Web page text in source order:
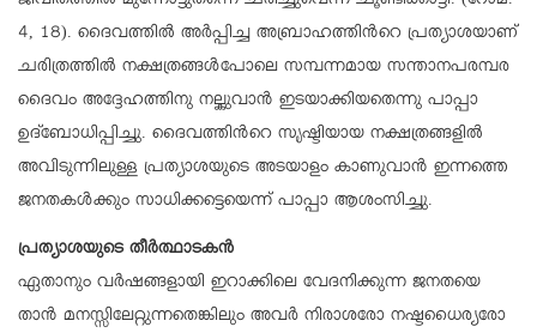
4, 18). ദൈവത്തിൽ അർപ്പിച്ച അബ്രാഹത്തിന്‍റെ പ്രത്യാശയാണ്
ചരിത്രത്തിൽ നക്ഷത്രങ്ങൾപോലെ സമ്പന്നമായ സന്താനപരമ്പര
ദൈവം അദ്ദേഹത്തിനു നല്കുവാൻ ഇടയാക്കിയതെന്നു പാപ്പാ
ഉദ്ബോധിപ്പിച്ചു. ദൈവത്തിന്‍റെ സൃഷ്ടിയായ നക്ഷത്രങ്ങളിൽ
അവിടുന്നിലുള്ള പ്രത്യാശയുടെ അടയാളം കാണുവാൻ ഇന്നത്തെ
ജനതകൾക്കും സാധിക്കട്ടെയെന്ന് പാപ്പാ ആശംസിച്ചു.
പ്രത്യാശയുടെ തീർത്ഥാടകൻ
ഏതാനും വർഷങ്ങളായി ഇറാക്കിലെ വേദനിക്കുന്ന ജനതയെ
താൻ മനസ്സിലേറ്റുന്നതെങ്കിലും അവർ നിരാശരോ നഷ്ടധൈര്യരോ